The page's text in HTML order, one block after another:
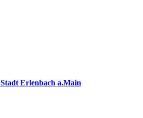
Stadt Erlenbach a.Main